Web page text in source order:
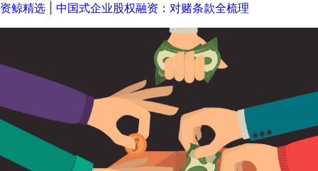
资鲸精选 | 中国式企业股权融资：对赌条款全梳理